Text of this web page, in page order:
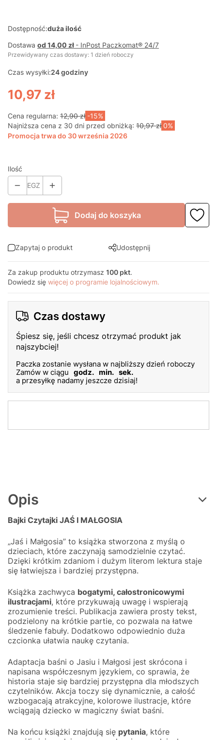
Dostępność:duża ilość
Dostawa od 14,00 zł - InPost Paczkomat® 24/7
Przewidywany czas dostawy: 1 dzień roboczy
Czas wysyłki:24 godziny
10,97 zł
Cena regularna: 12,90 zł -15%
Najniższa cena z 30 dni przed obniżką: 10,97 zł 0%
Promocja trwa do 30 września 2026
Ilość
EGZ
Dodaj do koszyka
Zapytaj o produkt Udostępnij
Za zakup produktu otrzymasz 100 pkt.
Dowiedz się więcej o programie lojalnościowym.
Czas dostawy
Śpiesz się, jeśli chcesz otrzymać produkt jak
najszybciej!
Paczka zostanie wysłana w najbliższy dzień roboczy
Zamów w ciągu godz. min. sek.
a przesyłkę nadamy jeszcze dzisiaj!
Opis
Bajki Czytajki JAŚ I MAŁGOSIA
„Jaś i Małgosia” to książka stworzona z myślą o
dzieciach, które zaczynają samodzielnie czytać.
Dzięki krótkim zdaniom i dużym literom lektura staje
się łatwiejsza i bardziej przystępna.
Książka zachwyca bogatymi, całostronicowymi
ilustracjami, które przykuwają uwagę i wspierają
zrozumienie treści. Publikacja zawiera prosty tekst,
podzielony na krótkie partie, co pozwala na łatwe
śledzenie fabuły. Dodatkowo odpowiednio duża
czcionka ułatwia naukę czytania.
Adaptacja baśni o Jasiu i Małgosi jest skrócona i
napisana współczesnym językiem, co sprawia, że
historia staje się bardziej przystępna dla młodszych
czytelników. Akcja toczy się dynamicznie, a całość
wzbogacają atrakcyjne, kolorowe ilustracje, które
wciągają dziecko w magiczny świat baśni.
Na końcu książki znajdują się pytania, które